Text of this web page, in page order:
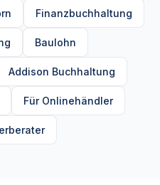
Finanzbuchhaltung
Baulohn
Addison Buchhaltung
Für Onlinehändler